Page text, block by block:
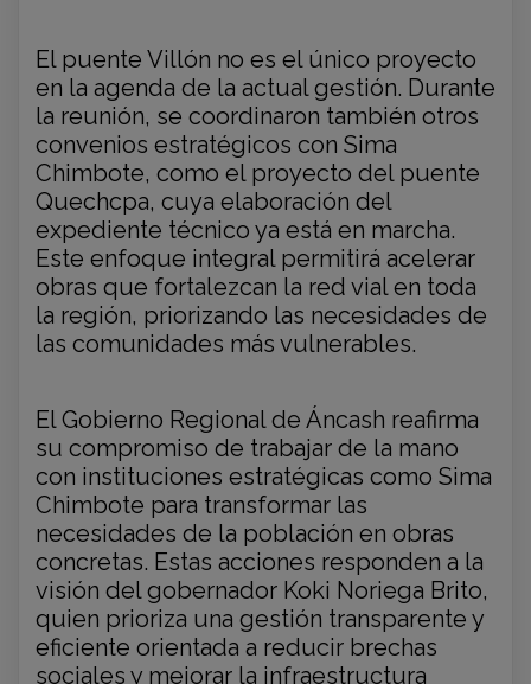
El puente Villón no es el único proyecto
en la agenda de la actual gestión. Durante
la reunión, se coordinaron también otros
convenios estratégicos con Sima
Chimbote, como el proyecto del puente
Quechcpa, cuya elaboración del
expediente técnico ya está en marcha.
Este enfoque integral permitirá acelerar
obras que fortalezcan la red vial en toda
la región, priorizando las necesidades de
las comunidades más vulnerables.
El Gobierno Regional de Áncash reafirma
su compromiso de trabajar de la mano
con instituciones estratégicas como Sima
Chimbote para transformar las
necesidades de la población en obras
concretas. Estas acciones responden a la
visión del gobernador Koki Noriega Brito,
quien prioriza una gestión transparente y
eficiente orientada a reducir brechas
sociales y mejorar la infraestructura